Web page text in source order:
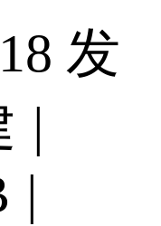
发
|
|